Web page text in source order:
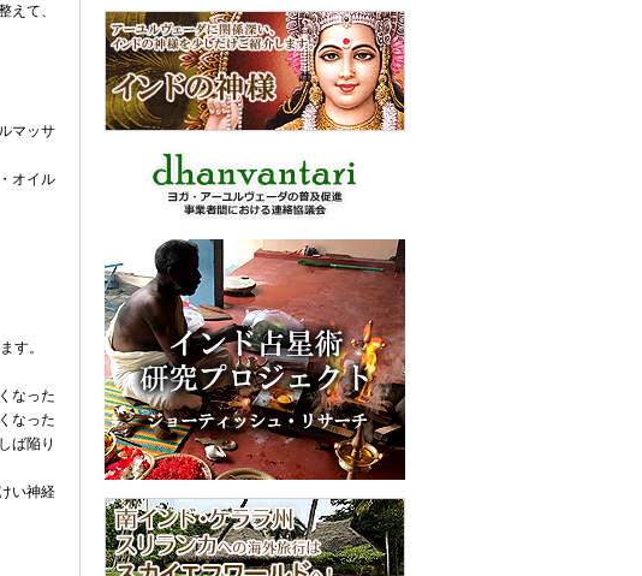
えて、
マッサ
オイル
す。
なった
なった
ば陥り
い神経